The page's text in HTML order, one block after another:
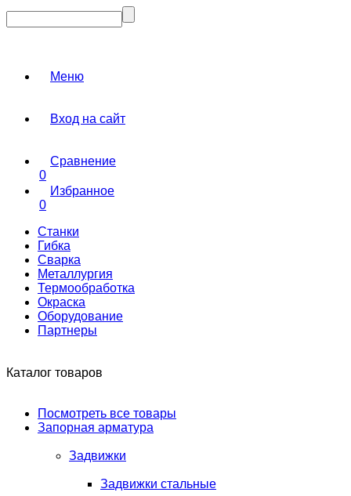
Меню
Вход на сайт
Сравнение
0
Избранное
0
Станки
Гибка
Сварка
Металлургия
Термообработка
Окраска
Оборудование
Партнеры
Каталог товаров
Посмотреть все товары
Запорная арматура
Задвижки
Задвижки стальные